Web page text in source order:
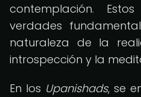
contemplación.
verdades
naturaleza de la
introspección y la
En los Upanishads, se